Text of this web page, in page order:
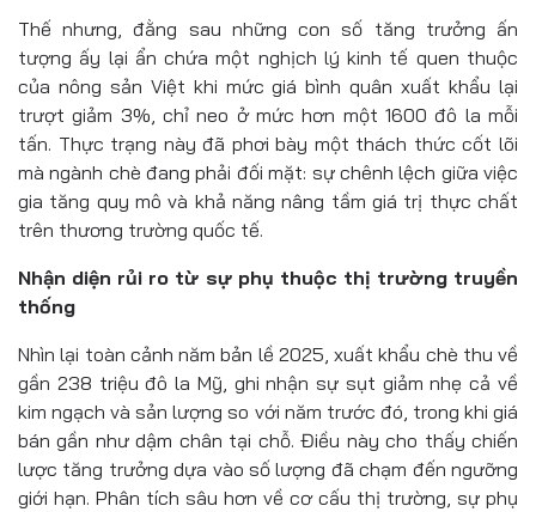
Thế nhưng, đằng sau những con số tăng trưởng ấn
tượng ấy lại ẩn chứa một nghịch lý kinh tế quen thuộc
của nông sản Việt khi mức giá bình quân xuất khẩu lại
trượt giảm 3%, chỉ neo ở mức hơn một 1600 đô la mỗi
tấn. Thực trạng này đã phơi bày một thách thức cốt lõi
mà ngành chè đang phải đối mặt: sự chênh lệch giữa việc
gia tăng quy mô và khả năng nâng tầm giá trị thực chất
trên thương trường quốc tế.
Nhận diện rủi ro từ sự phụ thuộc thị trường truyền
thống
Nhìn lại toàn cảnh năm bản lề 2025, xuất khẩu chè thu về
gần 238 triệu đô la Mỹ, ghi nhận sự sụt giảm nhẹ cả về
kim ngạch và sản lượng so với năm trước đó, trong khi giá
bán gần như dậm chân tại chỗ. Điều này cho thấy chiến
lược tăng trưởng dựa vào số lượng đã chạm đến ngưỡng
giới hạn. Phân tích sâu hơn về cơ cấu thị trường, sự phụ